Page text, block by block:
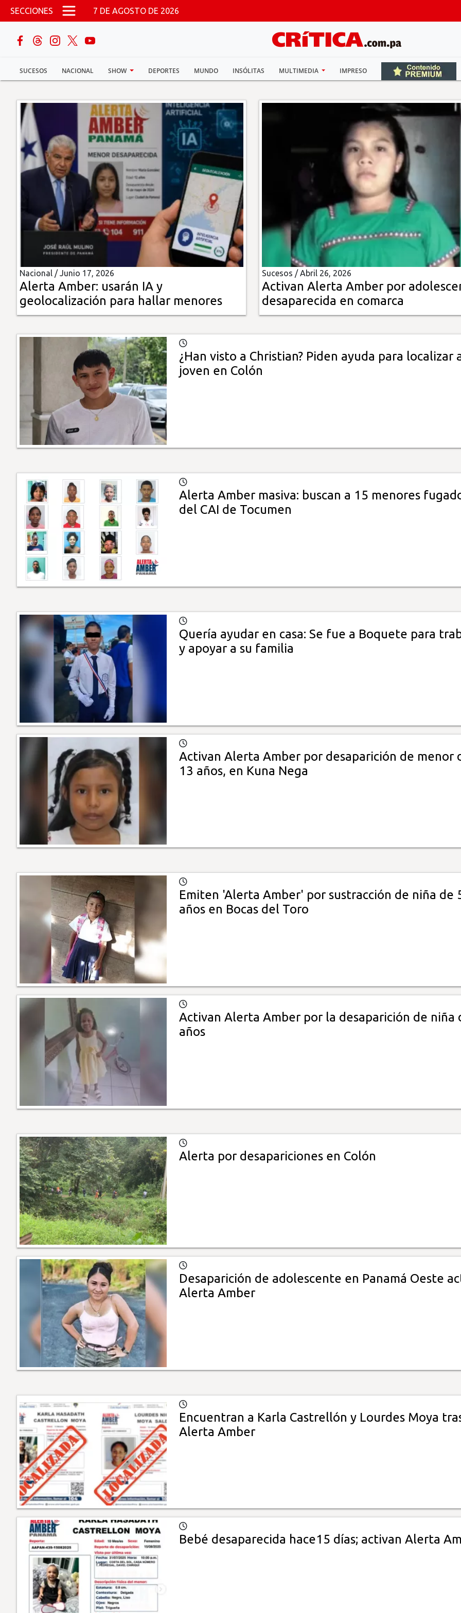
Pasar al contenido principal
SECCIONES 7 DE AGOSTO DE 2026
SUCESOS NACIONAL SHOW DEPORTES MUNDO INSÓLITAS MULTIMEDIA IMPRESO
buscar
Sucesos
Nacional
Política
Show
Mundo
Multimedia
Impreso
Nacional /Junio 17, 2026
Alerta Amber: usarán IA y
geolocalización para hallar menores
Sucesos /Abril 26, 2026
Activan Alerta Amber por
desaparecida en comarca
¿Han visto a Christian? Piden ayuda para localizar
joven en Colón
Alerta Amber masiva: buscan a 15 menores
del CAI de Tocumen
Quería ayudar en casa: Se fue a Boquete para
y apoyar a su familia
Activan Alerta Amber por desaparición de menor
13 años, en Kuna Nega
Emiten 'Alerta Amber' por sustracción de niña de
años en Bocas del Toro
Activan Alerta Amber por la desaparición de niña
años
Alerta por desapariciones en Colón
Desaparición de adolescente en Panamá Oeste
Alerta Amber
Encuentran a Karla Castrellón y Lourdes Moya
Alerta Amber
Bebé desaparecida hace15 días; activan Alerta